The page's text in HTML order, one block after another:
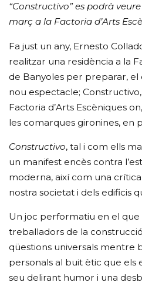
“Constructivo” es podrà
març a la Factoria d’Arts
Fa just un any, Ernesto
realitzar una residència a la
de Banyoles per preparar, el
nou espectacle;
Factoria d’Arts Escèniques
les comarques gironines, en
Constructivo, tal i com ells
un manifest encès contra
moderna, així com una
nostra societat i dels edificis
Un joc performatiu en el que
treballadors de la
qüestions universals mentre
personals al buit ètic que els
seu delirant humor i una